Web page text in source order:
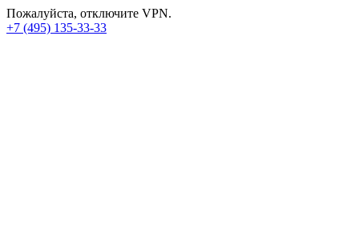
Пожалуйста, отключите VPN.
+7 (495) 135-33-33